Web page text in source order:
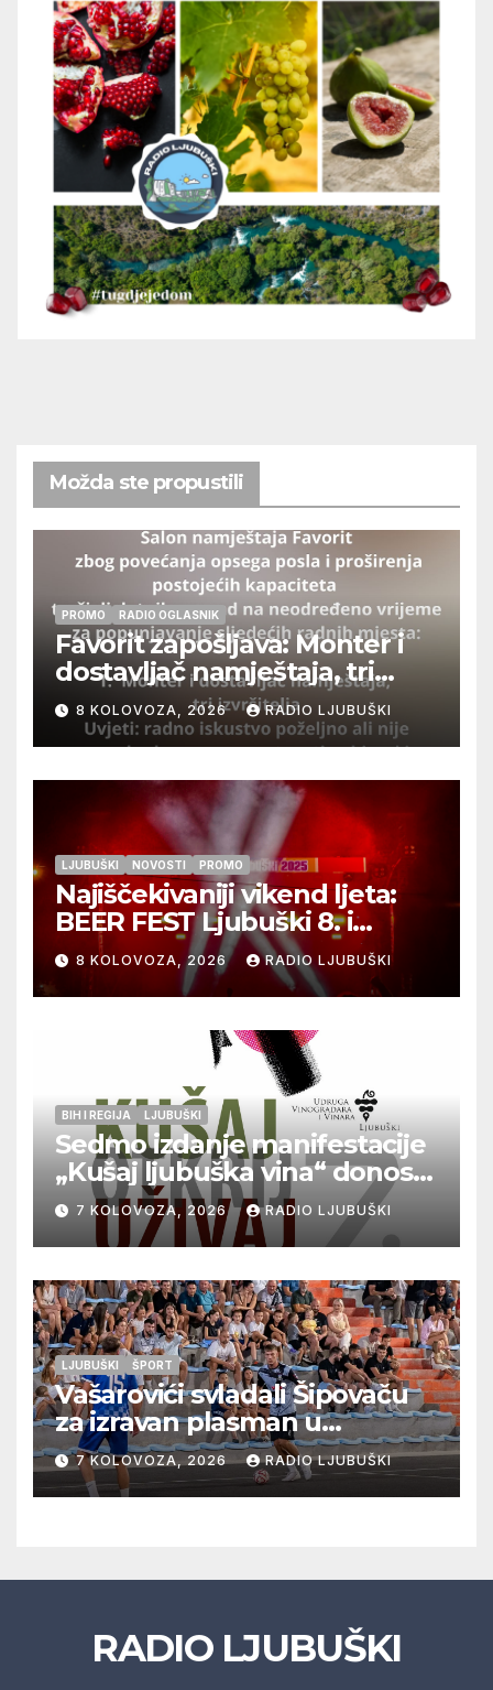
Možda ste propustili
PROMO RADIO OGLASNIK
Favorit zapošljava: Monter i
dostavljač namještaja, tri
izvršitelja
8 KOLOVOZA, 2026 RADIO LJUBUŠKI
LJUBUŠKI NOVOSTI PROMO
Najiščekivaniji vikend ljeta:
BEER FEST Ljubuški 8. i
9.kolovoza
8 KOLOVOZA, 2026 RADIO LJUBUŠKI
BIH I REGIJA LJUBUŠKI
Sedmo izdanje manifestacije
„Kušaj ljubuška vina“ donosi
vrhunska vina, gastronomiju i
glazbu
7 KOLOVOZA, 2026 RADIO LJUBUŠKI
LJUBUŠKI ŠPORT
Vašarovići svladali Šipovaču
za izravan plasman u
četvrtfinale, Grab izborio
prolazak dalje, Klobuk ispao,
večeras počinje četvrtfinale
7 KOLOVOZA, 2026 RADIO LJUBUŠKI
RADIO LJUBUŠKI